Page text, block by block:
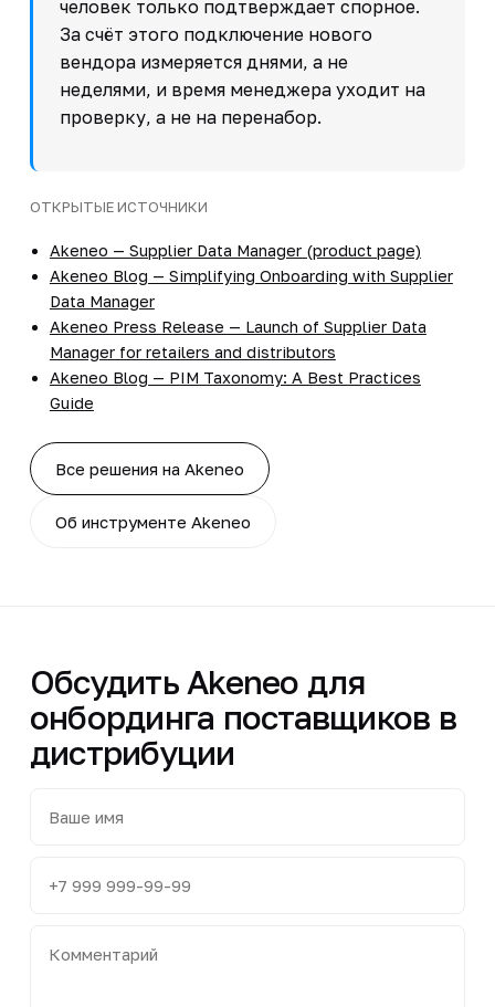
человек только подтверждает спорное.
За счёт этого подключение нового
вендора измеряется днями, а не
неделями, и время менеджера уходит на
проверку, а не на перенабор.
ОТКРЫТЫЕ ИСТОЧНИКИ
Akeneo — Supplier Data Manager (product page)
Akeneo Blog — Simplifying Onboarding with Supplier
Data Manager
Akeneo Press Release — Launch of Supplier Data
Manager for retailers and distributors
Akeneo Blog — PIM Taxonomy: A Best Practices
Guide
Все решения на Akeneo
Об инструменте Akeneo
Обсудить Akeneo для
онбординга поставщиков в
дистрибуции